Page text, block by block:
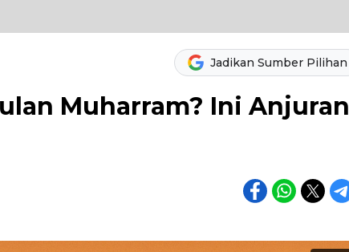
Jadikan Sumber Pilihan
Muharram? Ini Anjuran